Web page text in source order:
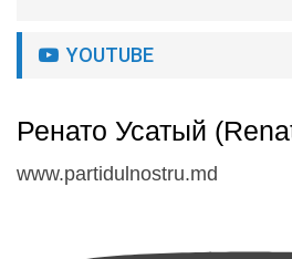
YOUTUBE
Ренато Усатый
www.partidulnostru.md